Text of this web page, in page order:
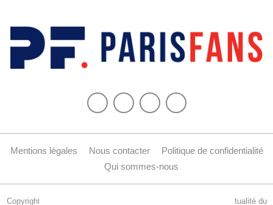
Mentions légales Nous contacter
Politique de confidentialité
Qui sommes-nous
Copyright © 2015-2024 Parisfans.fr, 1er site amateur dédié à l'actualité du